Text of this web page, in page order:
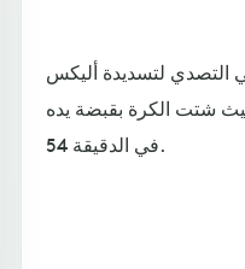
التصدي لتسديدة أليكس
شتت الكرة بقبضة يده
في الدقيقة 54.